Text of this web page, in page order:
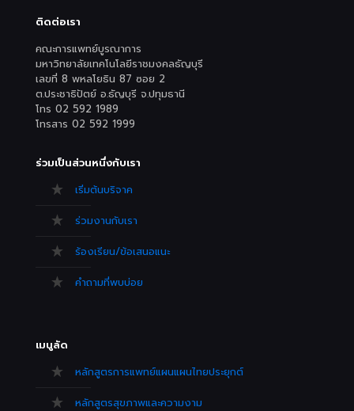
ติดต่อเรา
คณะการแพทย์บูรณาการ
มหาวิทยาลัยเทคโนโลยีราชมงคลธัญบุรี
เลขที่ 8 พหลโยธิน 87 ซอย 2
ต.ประชาธิปัตย์ อ.ธัญบุรี จ.ปทุมธานี
โทร 02 592 1989
โทรสาร 02 592 1999
ร่วมเป็นส่วนหนึ่งกับเรา
เริ่มต้นบริจาค
ร่วมงานกับเรา
ร้องเรียน/ข้อเสนอแนะ
คำถามที่พบบ่อย
เมนูลัด
หลักสูตรการแพทย์แผนแผนไทยประยุกต์
หลักสูตรสุขภาพและความงาม